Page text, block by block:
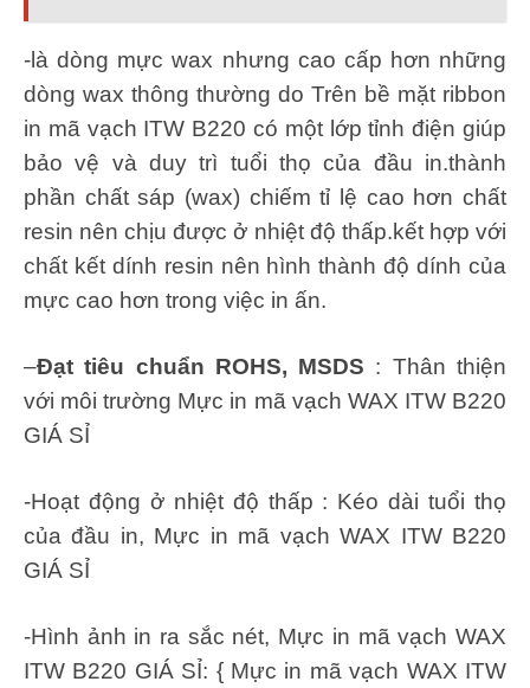
-là dòng mực wax nhưng cao cấp hơn những
dòng wax thông thường do Trên bề mặt ribbon
in mã vạch ITW B220 có một lớp tỉnh điện giúp
bảo vệ và duy trì tuổi thọ của đầu in.thành
phần chất sáp (wax) chiếm tỉ lệ cao hơn chất
resin nên chịu được ở nhiệt độ thấp.kết hợp với
chất kết dính resin nên hình thành độ dính của
mực cao hơn trong việc in ấn.
–Đạt tiêu chuẩn ROHS, MSDS : Thân thiện
với môi trường Mực in mã vạch WAX ITW B220
GIÁ SỈ
-Hoạt động ở nhiệt độ thấp : Kéo dài tuổi thọ
của đầu in, Mực in mã vạch WAX ITW B220
GIÁ SỈ
-Hình ảnh in ra sắc nét, Mực in mã vạch WAX
ITW B220 GIÁ SỈ: { Mực in mã vạch WAX ITW